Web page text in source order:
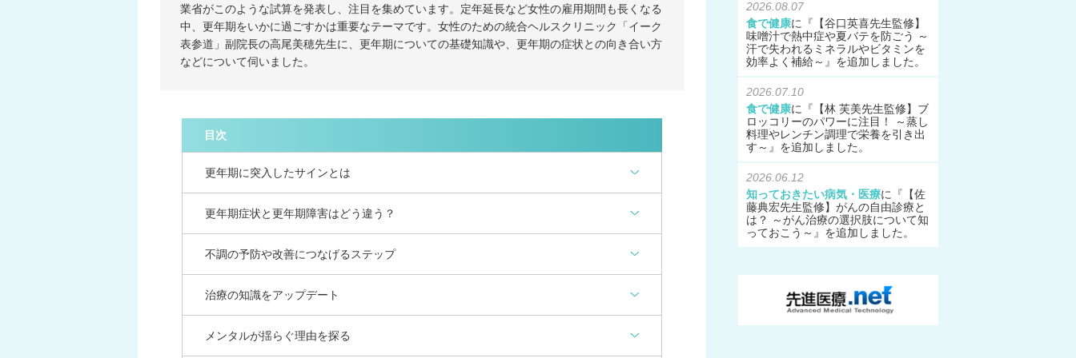
業省がこのような試算を発表し、注目を集めています。定年延長など女性の雇用期間も長くなる
中、更年期をいかに過ごすかは重要なテーマです。女性のための統合ヘルスクリニック「イーク
表参道」副院長の高尾美穂先生に、更年期についての基礎知識や、更年期の症状との向き合い方
などについて伺いました。
目次
更年期に突入したサインとは
更年期症状と更年期障害はどう違う？
不調の予防や改善につなげるステップ
治療の知識をアップデート
メンタルが揺らぐ理由を探る
2026.08.07
食で健康に『 【谷口英喜先生監修】
味噌汁で熱中症や夏バテを防ごう ～
汗で失われるミネラルやビタミンを
効率よく補給～ 』を追加しました。
2026.07.10
食で健康に『 【林 芙美先生監修】ブ
ロッコリーのパワーに注目！ ～蒸し
料理やレンチン調理で栄養を引き出
す～ 』を追加しました。
2026.06.12
知っておきたい病気・医療に『 【佐
藤典宏先生監修】がんの自由診療と
は？ ～がん治療の選択肢について知
っておこう～ 』を追加しました。